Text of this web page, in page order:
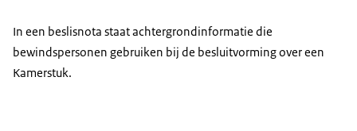
In een beslisnota staat achtergrondinformatie die
bewindspersonen gebruiken bij de besluitvorming over een
Kamerstuk.